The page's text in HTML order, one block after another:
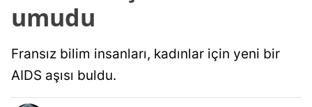
umudu
Fransız bilim insanları, kadınlar için yeni bir
AIDS aşısı buldu.